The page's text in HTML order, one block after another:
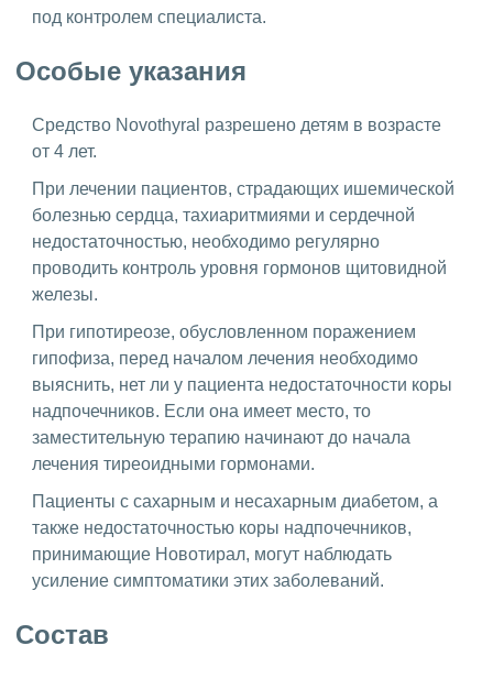
под контролем специалиста.
Особые указания
Средство Novothyral разрешено детям в возрасте
от 4 лет.
При лечении пациентов, страдающих ишемической
болезнью сердца, тахиаритмиями и сердечной
недостаточностью, необходимо регулярно
проводить контроль уровня гормонов щитовидной
железы.
При гипотиреозе, обусловленном поражением
гипофиза, перед началом лечения необходимо
выяснить, нет ли у пациента недостаточности коры
надпочечников. Если она имеет место, то
заместительную терапию начинают до начала
лечения тиреоидными гормонами.
Пациенты с сахарным и несахарным диабетом, а
также недостаточностью коры надпочечников,
принимающие Новотирал, могут наблюдать
усиление симптоматики этих заболеваний.
Состав